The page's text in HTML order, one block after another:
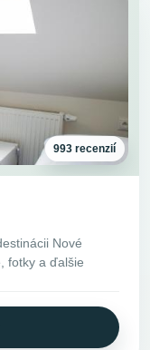
993 recenzií
Nové
fotky a ďalšie